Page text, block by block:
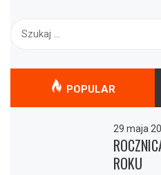
POPULAR
29 maja
ROKU